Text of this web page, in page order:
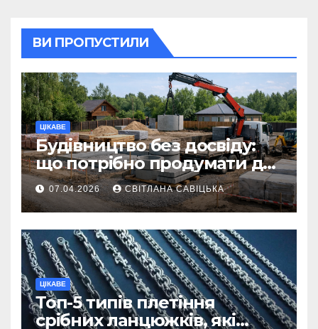
ВИ ПРОПУСТИЛИ
ЦІКАВЕ
Будівництво без досвіду:
що потрібно продумати до
першої доставки на
ділянку
07.04.2026 СВІТЛАНА САВІЦЬКА
ЦІКАВЕ
Топ-5 типів плетіння
срібних ланцюжків, які